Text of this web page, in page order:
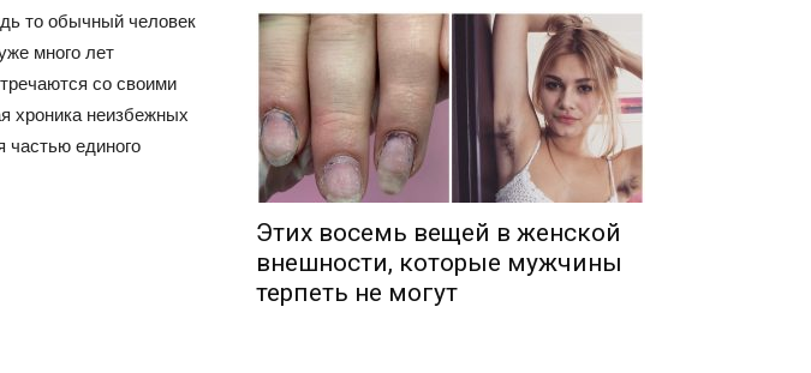
то обычный человек
много лет
со своими
хроника неизбежных
частью единого
Этих восемь вещей в женской
внешности, которые мужчины
терпеть не могут